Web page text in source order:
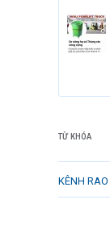
TỪ KHÓA
KÊNH RAO